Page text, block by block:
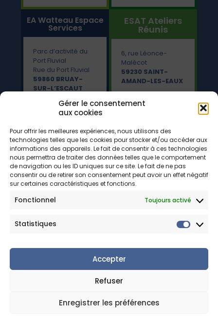
Gérer le consentement
aux cookies
Pour offrir les meilleures expériences, nous utilisons des
technologies telles que les cookies pour stocker et/ou accéder aux
informations des appareils. Le fait de consentir à ces technologies
nous permettra de traiter des données telles que le comportement
de navigation ou les ID uniques sur ce site. Le fait de ne pas
consentir ou de retirer son consentement peut avoir un effet négatif
sur certaines caractéristiques et fonctions.
Fonctionnel Toujours activé
Statistiques
Accepter
Refuser
Enregistrer les préférences
EA Watteau Espace
Services
Parc d’activité du
Port Fluvial
Rue du Port Fluvial
59860 BRUAY-
SUR-L’ESCAUT
ESAT Ateliers
Réunis
6, rue Léonce-
Malécot
59230 SAINT-
AMAND-LES-EAUX
Tabary
© 2020 Travail Protégé Adapté Valenciennois
Accueil
Politique de confidentialité